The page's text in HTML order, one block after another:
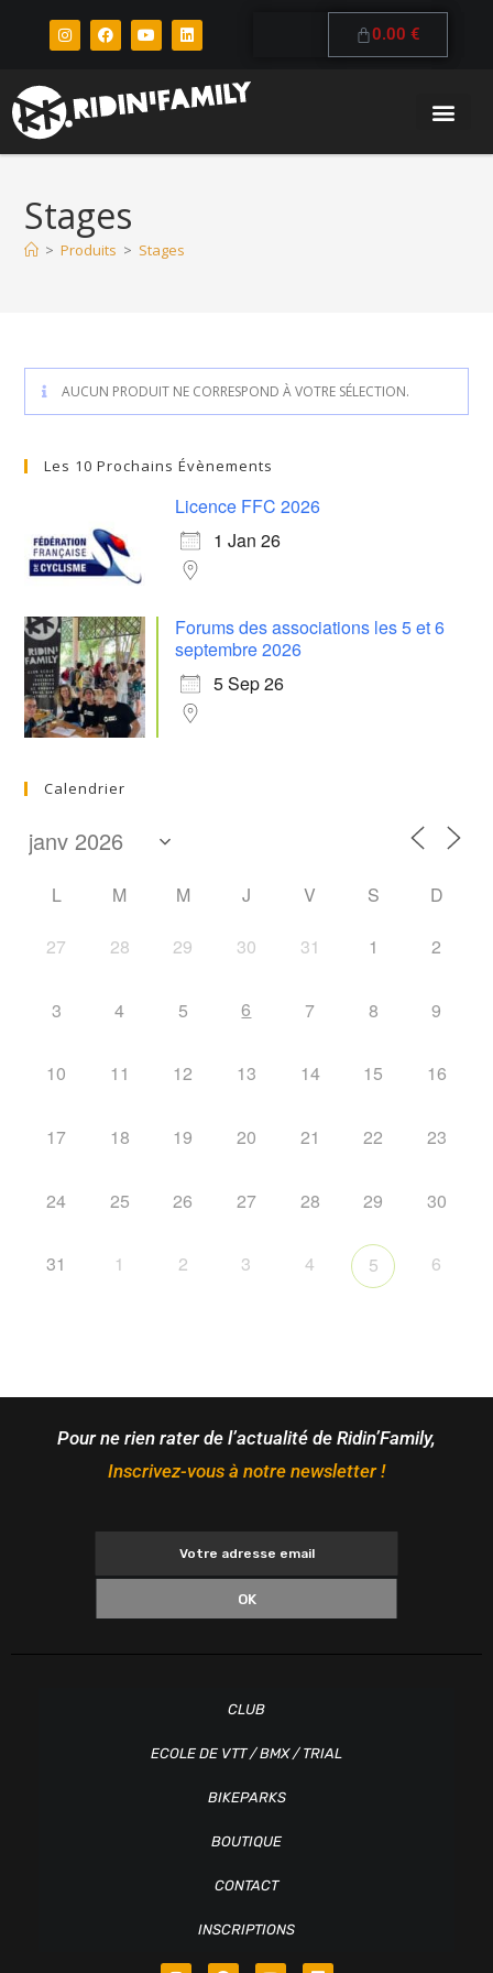
0.00 €
Stages
> Produits > Stages
AUCUN PRODUIT NE CORRESPOND À VOTRE SÉLECTION.
Les 10 Prochains Évènements
Licence FFC 2026
1 Jan 26
Forums des associations les 5 et 6
septembre 2026
5 Sep 26
Calendrier
L M M J V S D
27 28 29 30 31 1 2
3 4 5 6 7 8 9
10 11 12 13 14 15 16
17 18 19 20 21 22 23
24 25 26 27 28 29 30
31 1 2 3 4 5 6
Pour ne rien rater de l’actualité de Ridin’Family,
Inscrivez-vous à notre newsletter !
OK
CLUB
ECOLE DE VTT / BMX / TRIAL
BIKEPARKS
BOUTIQUE
CONTACT
INSCRIPTIONS